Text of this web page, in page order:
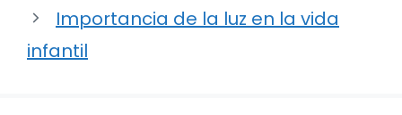
Importancia de la luz en la vida
infantil